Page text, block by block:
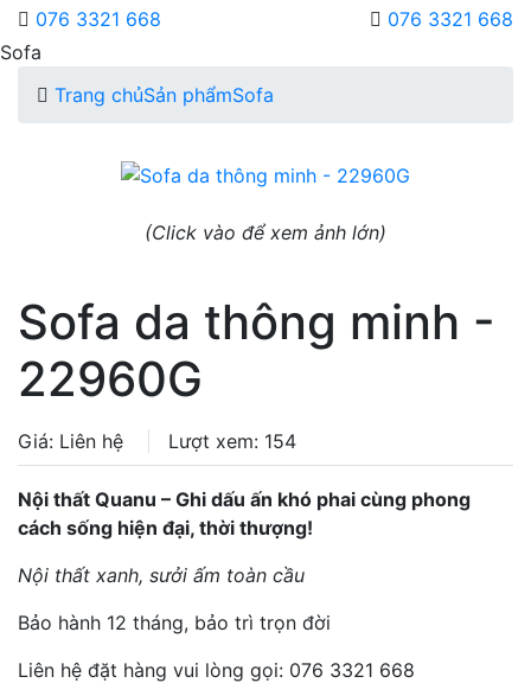
076 3321 668
076 3321 668
Sofa
Trang chủSản phẩmSofa
(Click vào để xem ảnh lớn)
Sofa da thông minh -
22960G
Giá: Liên hệ Lượt xem: 154
Nội thất Quanu – Ghi dấu ấn khó phai cùng phong
cách sống hiện đại, thời thượng!
Nội thất xanh, sưởi ấm toàn cầu
Bảo hành 12 tháng, bảo trì trọn đời
Liên hệ đặt hàng vui lòng gọi: 076 3321 668